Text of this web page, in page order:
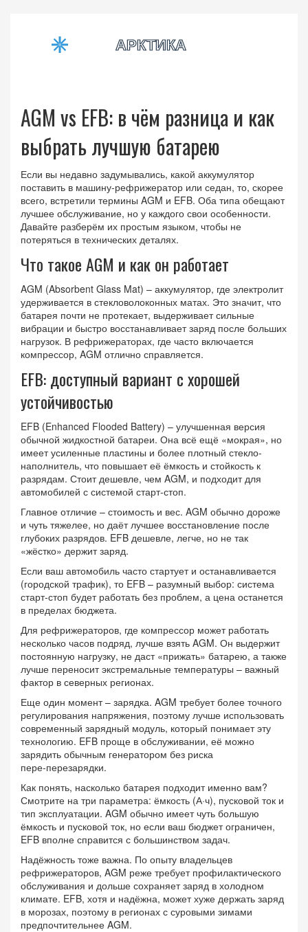
AGM vs EFB: в чём разница и как
выбрать лучшую батарею
Если вы недавно задумывались, какой аккумулятор
поставить в машину‑рефрижератор или седан, то, скорее
всего, встретили термины AGM и EFB. Оба типа обещают
лучшее обслуживание, но у каждого свои особенности.
Давайте разберём их простым языком, чтобы не
потеряться в технических деталях.
Что такое AGM и как он работает
AGM (Absorbent Glass Mat) – аккумулятор, где электролит
удерживается в стекловолоконных матах. Это значит, что
батарея почти не протекает, выдерживает сильные
вибрации и быстро восстанавливает заряд после больших
нагрузок. В рефрижераторах, где часто включается
компрессор, AGM отлично справляется.
EFB: доступный вариант с хорошей
устойчивостью
EFB (Enhanced Flooded Battery) – улучшенная версия
обычной жидкостной батареи. Она всё ещё «мокрая», но
имеет усиленные пластины и более плотный стекло-
наполнитель, что повышает её ёмкость и стойкость к
разрядам. Стоит дешевле, чем AGM, и подходит для
автомобилей с системой старт‑стоп.
Главное отличие – стоимость и вес. AGM обычно дороже
и чуть тяжелее, но даёт лучшее восстановление после
глубоких разрядов. EFB дешевле, легче, но не так
«жёстко» держит заряд.
Если ваш автомобиль часто стартует и останавливается
(городской трафик), то EFB – разумный выбор: система
старт‑стоп будет работать без проблем, а цена останется
в пределах бюджета.
Для рефрижераторов, где компрессор может работать
несколько часов подряд, лучше взять AGM. Он выдержит
постоянную нагрузку, не даст «прижать» батарею, а также
лучше переносит экстремальные температуры – важный
фактор в северных регионах.
Еще один момент – зарядка. AGM требует более точного
регулирования напряжения, поэтому лучше использовать
современный зарядный модуль, который понимает эту
технологию. EFB проще в обслуживании, её можно
зарядить обычным генератором без риска
пере‑перезарядки.
Как понять, насколько батарея подходит именно вам?
Смотрите на три параметра: ёмкость (А·ч), пусковой ток и
тип эксплуатации. AGM обычно имеет чуть большую
ёмкость и пусковой ток, но если ваш бюджет ограничен,
EFB вполне справится с большинством задач.
Надёжность тоже важна. По опыту владельцев
рефрижераторов, AGM реже требует профилактического
обслуживания и дольше сохраняет заряд в холодном
климате. EFB, хотя и надёжна, может хуже держать заряд
в морозах, поэтому в регионах с суровыми зимами
предпочтительнее AGM.